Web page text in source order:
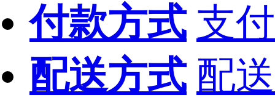
付款方式 支
配送方式 配